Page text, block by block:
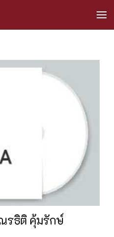
รธิติ คุ้มรักษ์